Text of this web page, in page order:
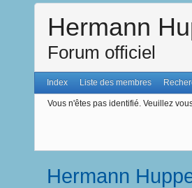
Hermann
Forum officiel
Index Liste des membres
Vous n'êtes pas identifié. Veuillez
Hermann